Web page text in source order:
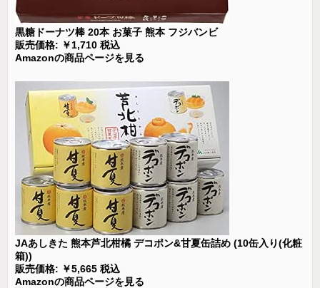
黒糖ドーナツ棒 20本 お菓子 熊本 フジバンビ
販売価格: ￥1,710 税込
Amazonの商品ページを見る
JAあしきた 熊本芦北柑橘 デコポン&甘夏缶詰め (10缶入り(化粧
箱))
販売価格: ￥5,665 税込
Amazonの商品ページを見る